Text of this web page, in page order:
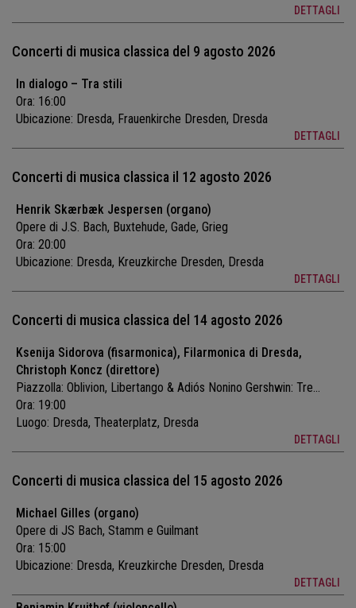
DETTAGLI
Concerti di musica classica del 9 agosto 2026
In dialogo – Tra stili
Ora: 16:00
Ubicazione: Dresda, Frauenkirche Dresden, Dresda
DETTAGLI
Concerti di musica classica il 12 agosto 2026
Henrik Skærbæk Jespersen (organo)
Opere di J.S. Bach, Buxtehude, Gade, Grieg
Ora: 20:00
Ubicazione: Dresda, Kreuzkirche Dresden, Dresda
DETTAGLI
Concerti di musica classica del 14 agosto 2026
Ksenija Sidorova (fisarmonica), Filarmonica di Dresda,
Christoph Koncz (direttore)
Piazzolla: Oblivion, Libertango & Adiós Nonino Gershwin: Tre...
Ora: 19:00
Luogo: Dresda, Theaterplatz, Dresda
DETTAGLI
Concerti di musica classica del 15 agosto 2026
Michael Gilles (organo)
Opere di JS Bach, Stamm e Guilmant
Ora: 15:00
Ubicazione: Dresda, Kreuzkirche Dresden, Dresda
DETTAGLI